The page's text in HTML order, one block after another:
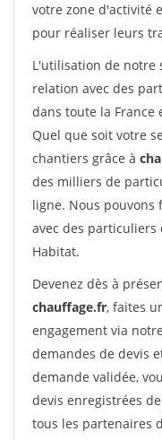
votre zone d'activité
pour réaliser leurs
L'utilisation de notre
relation avec des
dans toute la France
Quel que soit votre
chantiers grâce à
des milliers de
ligne. Nous
avec des
Habitat.
Devenez dès à
chauffage.fr, faites
engagement via
demandes de devis
demande validée,
devis enregistrées
tous les partenaires